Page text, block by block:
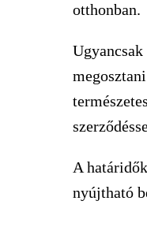
otthonban.
A
nyújtható